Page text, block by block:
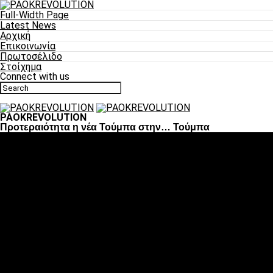
Full-Width Page
Latest News
Αρχική
Επικοινωνία
Πρωτοσέλιδο
Στοίχημα
Connect with us
PAOKREVOLUTION
Προτεραιότητα η νέα Τούμπα στην… Τούμπα